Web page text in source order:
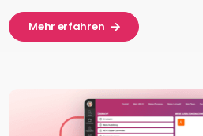
Mehr erfahren